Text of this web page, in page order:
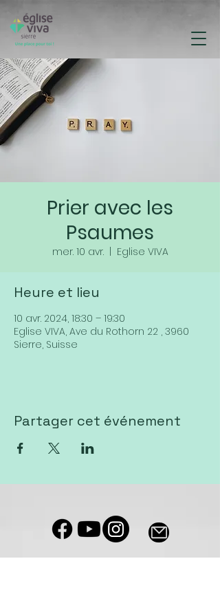
Prier avec les
Psaumes
mer. 10 avr.
  |
Eglise VIVA
Heure et lieu
10 avr. 2024, 18:30 – 19:30
Eglise VIVA, Ave du Rothorn 22 , 3960
Sierre, Suisse
Partager cet événement